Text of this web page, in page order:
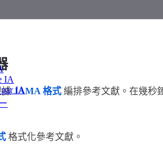
IA
IA
據JAMA 格式 編排參考文獻。在幾秒
格式化參考文獻。